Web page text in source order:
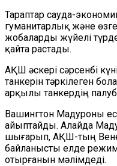
Тараптар сауда-
гуманитарлық және
жобаларды жүйелі
қайта растады.
АҚШ әскері сәрсенбі
танкерін тәркілеген
арқылы танкердің
Вашингтон Мадуроны
айыптайды. Алайда
шығарып, АҚШ-тың
байланысты елде
отырғанын мәлімдеді.